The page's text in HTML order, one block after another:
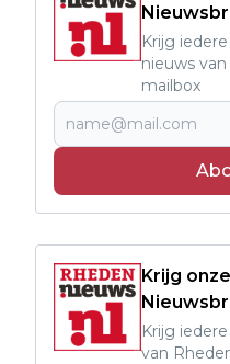
Krijg
nieuws
mailbox
Krijg
Krijg
van